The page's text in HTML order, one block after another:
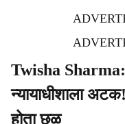
Twisha Sharma:
न्यायाधीशाला
होता छळ